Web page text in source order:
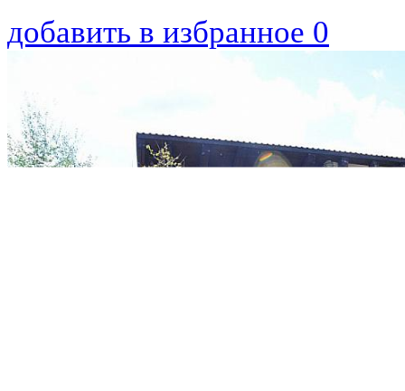
добавить в избранное 0